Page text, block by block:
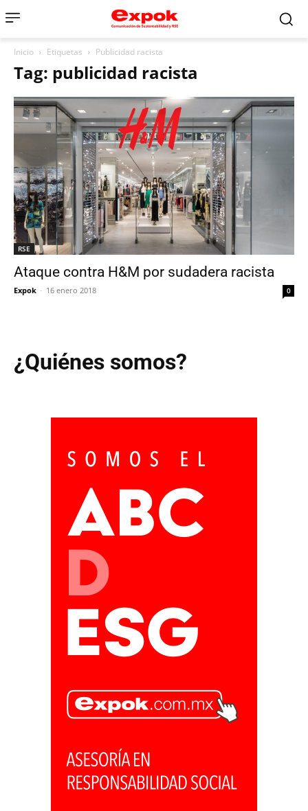
Inicio Etiquetas Publicidad racista
Tag: publicidad racista
RSE
Ataque contra H&M por sudadera racista
Expok - 16 enero 2018 0
¿Quiénes somos?